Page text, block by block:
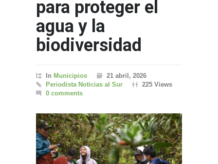
para proteger el
agua y la
biodiversidad
In Municipios
21 abril, 2026
Periodista Noticias al Sur
225 Views
0 comments